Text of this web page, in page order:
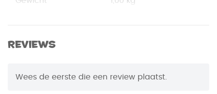
Afmetingen
Jaar van Uitgifte 2014
Reviews
Wees de eerste die een review plaatst.